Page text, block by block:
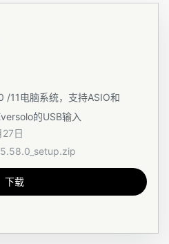
/11电脑系统，支持ASIO和
的USB输入
日
下载